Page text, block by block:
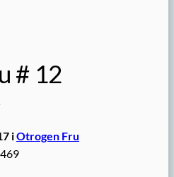
# 12
iOtrogen Fru